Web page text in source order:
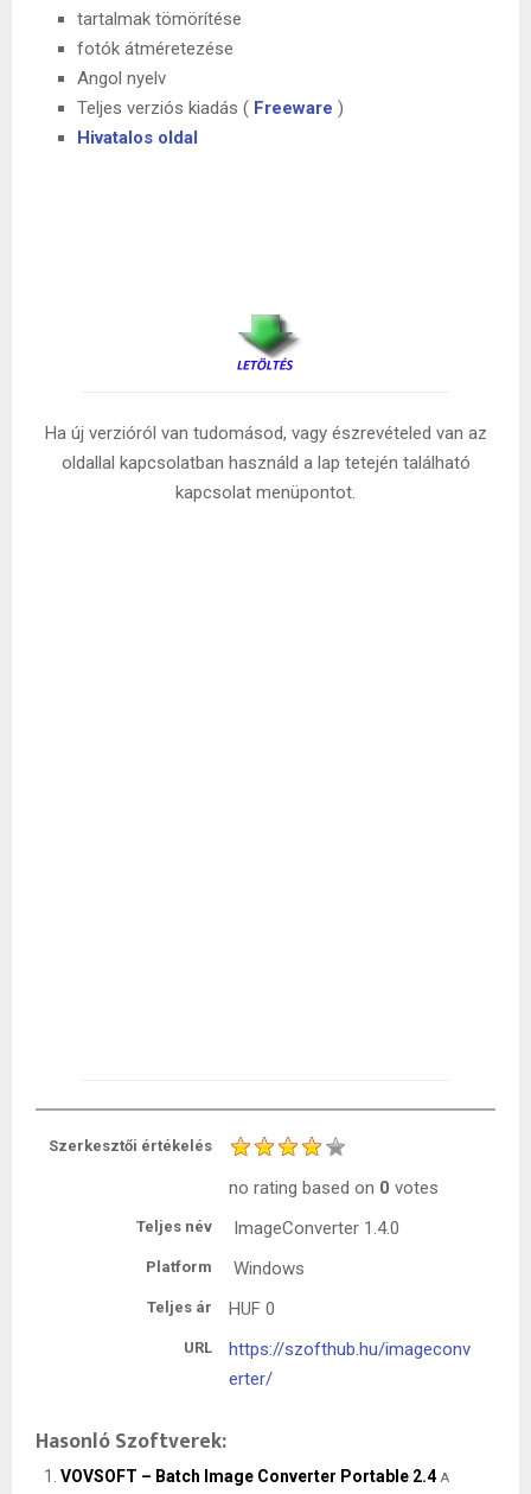
tartalmak tömörítése
fotók átméretezése
Angol nyelv
Teljes verziós kiadás ( Freeware )
Hivatalos oldal
Ha új verzióról van tudomásod, vagy észrevételed van az
oldallal kapcsolatban használd a lap tetején található
kapcsolat menüpontot.
Szerkesztői értékelés
no rating based on 0 votes
Teljes név ImageConverter 1.4.0
Platform Windows
Teljes ár HUF 0
URL
https://szofthub.hu/imageconv
erter/
Hasonló Szoftverek:
VOVSOFT – Batch Image Converter Portable 2.4 A